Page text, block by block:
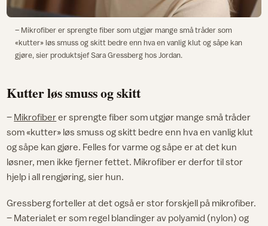
– Mikrofiber er sprengte fiber som utgjør mange små tråder som
«kutter» løs smuss og skitt bedre enn hva en vanlig klut og såpe kan
gjøre, sier produktsjef Sara Gressberg hos Jordan.
Kutter løs smuss og skitt
– Mikrofiberer sprengte fiber som utgjør mange små tråder
som «kutter» løs smuss og skitt bedre enn hva en vanlig klut
og såpe kan gjøre. Felles for varme og såpe er at det kun
løsner, men ikke fjerner fettet. Mikrofiber er derfor til stor
hjelp i all rengjøring, sier hun.
Gressberg forteller at det også er stor forskjell på mikrofiber.
– Materialet er som regel blandinger av polyamid (nylon) og